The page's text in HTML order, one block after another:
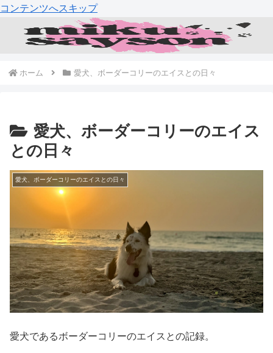
コンテンツへスキップ
ホーム 愛犬、ボーダーコリーのエイスとの日々
愛犬、ボーダーコリーのエイス
との日々
愛犬、ボーダーコリーのエイスとの日々
愛犬であるボーダーコリーのエイスとの記録。